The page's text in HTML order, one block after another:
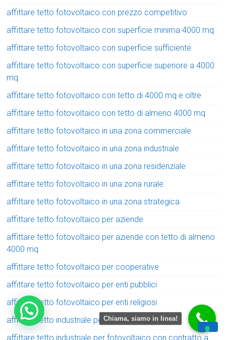
affittare tetto fotovoltaico con prezzo competitivo
affittare tetto fotovoltaico con superficie minima 4000 mq
affittare tetto fotovoltaico con superficie sufficiente
affittare tetto fotovoltaico con superficie superiore a 4000
mq
affittare tetto fotovoltaico con tetto di 4000 mq e oltre
affittare tetto fotovoltaico con tetto di almeno 4000 mq
affittare tetto fotovoltaico in una zona commerciale
affittare tetto fotovoltaico in una zona industriale
affittare tetto fotovoltaico in una zona residenziale
affittare tetto fotovoltaico in una zona rurale
affittare tetto fotovoltaico in una zona strategica
affittare tetto fotovoltaico per aziende
affittare tetto fotovoltaico per aziende con tetto di almeno
4000 mq
affittare tetto fotovoltaico per cooperative
affittare tetto fotovoltaico per enti pubblici
affittare tetto fotovoltaico per enti religiosi
affittare tetto industriale per fotovoltaico
affittare tetto industriale per fotovoltaico con contratto a
Chiama, siamo in linea!